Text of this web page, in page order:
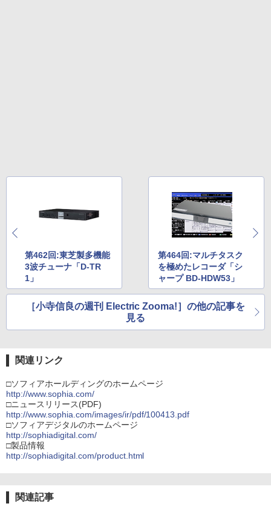
第462回:東芝製多機能
3波チューナ「D-TR
1」
第464回:マルチタスク
を極めたレコーダ「シ
ャープ BD-HDW53」
［小寺信良の週刊 Electric Zooma!］の他の記事を
見る
関連リンク
□ソフィアホールディングのホームページ
http://www.sophia.com/
□ニュースリリース(PDF)
http://www.sophia.com/images/ir/pdf/100413.pdf
□ソフィアデジタルのホームページ
http://sophiadigital.com/
□製品情報
http://sophiadigital.com/product.html
関連記事